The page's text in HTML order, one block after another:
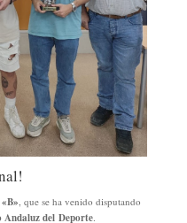
, que se ha venido disputando
Andaluz del Deporte.